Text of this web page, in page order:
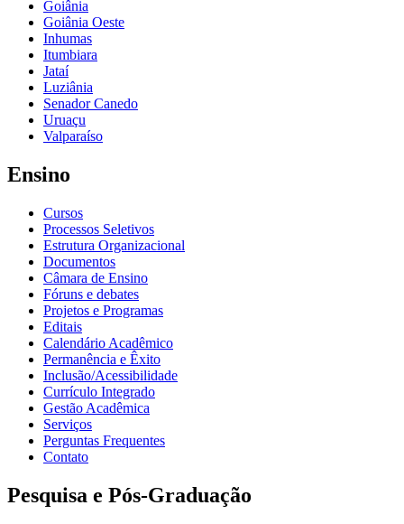
Goiânia
Goiânia Oeste
Inhumas
Itumbiara
Jataí
Luziânia
Senador Canedo
Uruaçu
Valparaíso
Ensino
Cursos
Processos Seletivos
Estrutura Organizacional
Documentos
Câmara de Ensino
Fóruns e debates
Projetos e Programas
Editais
Calendário Acadêmico
Permanência e Êxito
Inclusão/Acessibilidade
Currículo Integrado
Gestão Acadêmica
Serviços
Perguntas Frequentes
Contato
Pesquisa e Pós-Graduação